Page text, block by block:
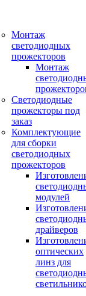
Монтаж
светодиодных
прожекторов
Монтаж
Светодиодные
прожекторы под
заказ
Комплектующие
для сборки
светодиодных
прожекторов
модулей
драйверов
оптических
линз для